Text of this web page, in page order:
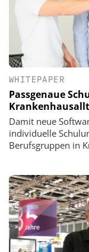
WHITEPAPER
Passgenaue
Damit neue
individuelle
Berufsgruppen in